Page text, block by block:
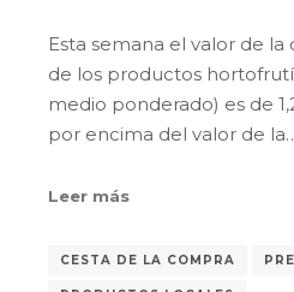
Esta semana el valor de
de los productos
medio ponderado) es de
por encima del valor de
Leer más
CESTA DE LA COMPRA